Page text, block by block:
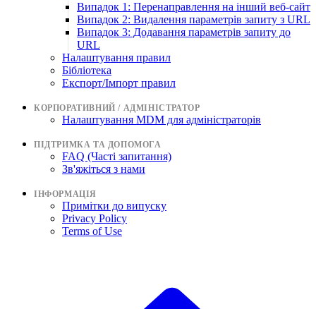
Випадок 1: Перенаправлення на інший веб-сайт
Випадок 2: Видалення параметрів запиту з URL
Випадок 3: Додавання параметрів запиту до
URL
Налаштування правил
Бібліотека
Експорт/Імпорт правил
КОРПОРАТИВНИЙ / АДМІНІСТРАТОР
Налаштування MDM для адміністраторів
ПІДТРИМКА ТА ДОПОМОГА
FAQ (Часті запитання)
Зв'яжіться з нами
ІНФОРМАЦІЯ
Примітки до випуску
Privacy Policy
Terms of Use